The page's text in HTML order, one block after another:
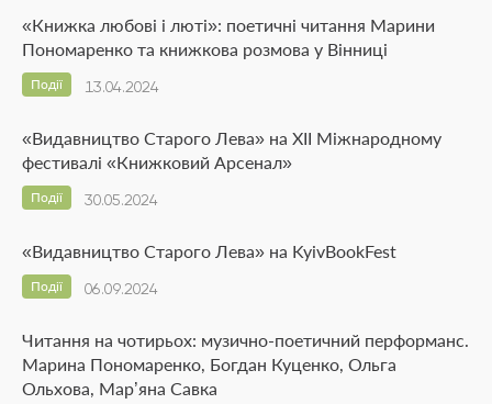
«Книжка любові і люті»: поетичні читання Марини
Пономаренко та книжкова розмова у Вінниці
13.04.2024
Події
«Видавництво Старого Лева» на ХІІ Міжнародному
фестивалі «Книжковий Арсенал»
30.05.2024
Події
«Видавництво Старого Лева» на KyivBookFest
06.09.2024
Події
Читання на чотирьох: музично-поетичний перформанс.
Марина Пономаренко, Богдан Куценко, Ольга
Ольхова, Мар’яна Савка